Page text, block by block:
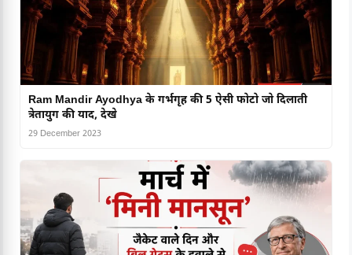
Ram Mandir Ayodhya के गर्भगृह की 5 ऐसी फोटो जो दिलाती
त्रेतायुग की याद, देखे
29 December 2023